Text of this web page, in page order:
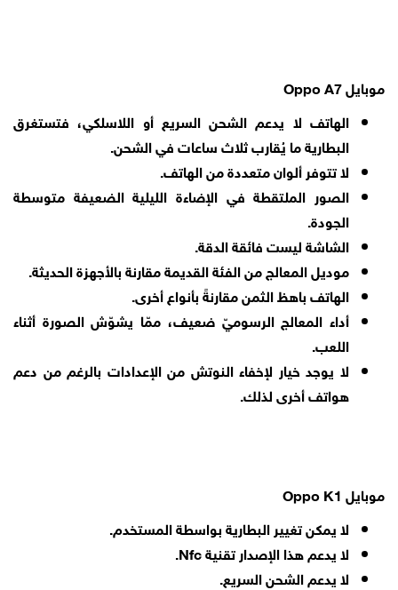
موبايل Oppo A7
الهاتف لا يدعم الشحن السريع أو اللاسلكي، فتستغرق
البطارية ما يُقارب ثلاث ساعات في الشحن.
لا تتوفر ألوان متعددة من الهاتف.
الصور الملتقطة في الإضاءة الليلية الضعيفة متوسطة
الجودة.
الشاشة ليست فائقة الدقة.
موديل المعالج من الفئة القديمة مقارنة بالأجهزة الحديثة.
الهاتف باهظ الثمن مقارنةً بأنواع أخرى.
أداء المعالج الرسوميّ ضعيف، ممّا يشوّش الصورة أثناء
اللعب.
لا يوجد خيار لإخفاء النوتش من الإعدادات بالرغم من دعم
هواتف أخرى لذلك.
موبايل Oppo K1
لا يمكن تغيير البطارية بواسطة المستخدم.
لا يدعم هذا الإصدار تقنية Nfc.
لا يدعم الشحن السريع.